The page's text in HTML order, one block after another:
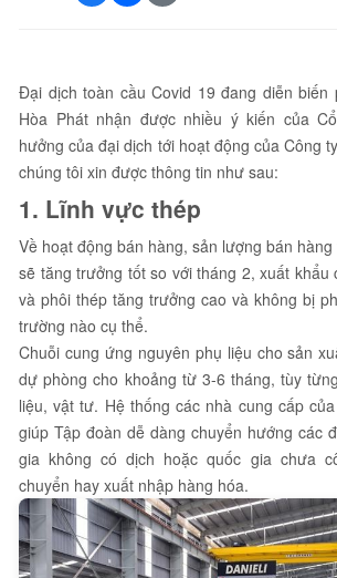
Đại dịch toàn cầu Covid 19 đang diễn biến
Hòa Phát nhận được nhiều ý kiến của
hưởng của đại dịch tới hoạt động của Công
chúng tôi xin được thông tin như sau:
1. Lĩnh vực thép
Về hoạt động bán hàng, sản lượng bán
sẽ tăng trưởng tốt so với tháng 2, xuất khẩu
và phôi thép tăng trưởng cao và không bị
trường nào cụ thể.
Chuỗi cung ứng nguyên phụ liệu cho sản
dự phòng cho khoảng từ 3-6 tháng, tùy
liệu, vật tư. Hệ thống các nhà cung cấp
giúp Tập đoàn dễ dàng chuyển hướng các
gia không có dịch hoặc quốc gia chưa
chuyển hay xuất nhập hàng hóa.